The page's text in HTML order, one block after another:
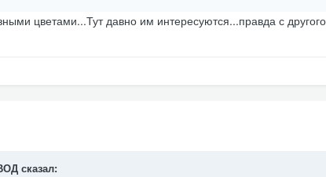
цветами...Тут давно им интересуются...правда с
сказал: